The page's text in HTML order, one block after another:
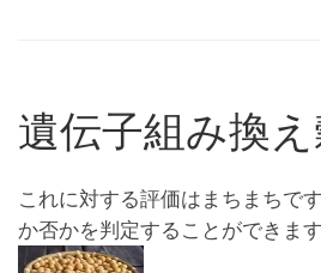
遺伝子組み換
これに対する評価はまちまちで
か否かを判定することができます